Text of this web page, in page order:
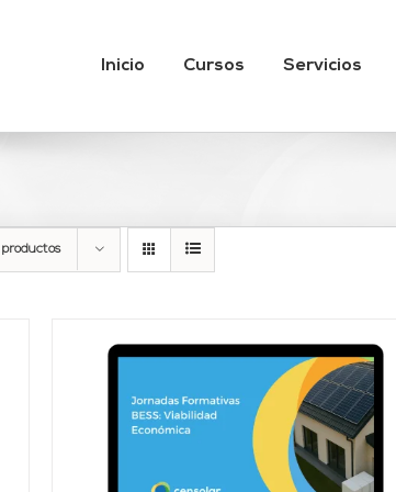
Inicio Cursos Servicios
AÑADIR AL CARRITO / DETALLES